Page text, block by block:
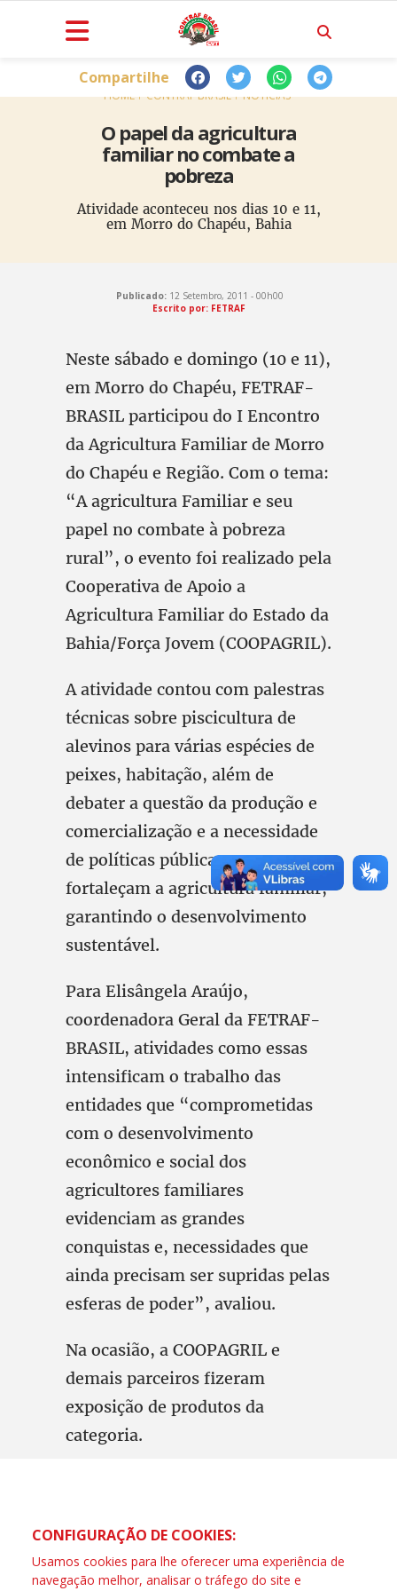
HOME CONTRAF BRASIL NOTÍCIAS
O papel da agricultura
familiar no combate a
pobreza
Atividade aconteceu nos dias 10 e 11,
em Morro do Chapéu, Bahia
Compartilhe
Publicado: 12 Setembro, 2011 - 00h00
Escrito por: FETRAF
Neste sábado e domingo (10 e 11),
em Morro do Chapéu, FETRAF-
BRASIL participou do I Encontro
da Agricultura Familiar de Morro
do Chapéu e Região. Com o tema:
“A agricultura Familiar e seu
papel no combate à pobreza
rural”, o evento foi realizado pela
Cooperativa de Apoio a
Agricultura Familiar do Estado da
Bahia/Força Jovem (COOPAGRIL).
A atividade contou com palestras
técnicas sobre piscicultura de
alevinos para várias espécies de
peixes, habitação, além de
debater a questão da produção e
comercialização e a necessidade
de políticas públicas que
fortaleçam a agricultura familiar,
garantindo o desenvolvimento
sustentável.
Para Elisângela Araújo,
coordenadora Geral da FETRAF-
BRASIL, atividades como essas
intensificam o trabalho das
entidades que “comprometidas
com o desenvolvimento
econômico e social dos
agricultores familiares
evidenciam as grandes
conquistas e, necessidades que
ainda precisam ser supridas pelas
esferas de poder”, avaliou.
Na ocasião, a COOPAGRIL e
demais parceiros fizeram
exposição de produtos da
categoria.
CONFIGURAÇÃO DE COOKIES:
Usamos cookies para lhe oferecer uma experiência de
navegação melhor, analisar o tráfego do site e